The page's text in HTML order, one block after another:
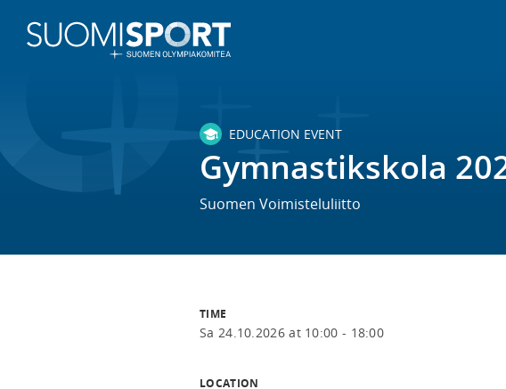
EDUCATION EVENT
Gymnastikskola
Suomen Voimisteluliitto
TIME
Sa 24.10.2026 at 10:00 - 18:00
LOCATION